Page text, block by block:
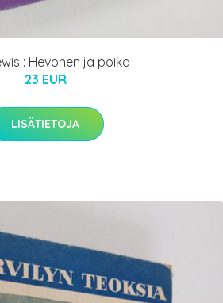
: Hevonen ja poika
23 EUR
LISÄTIETOJA